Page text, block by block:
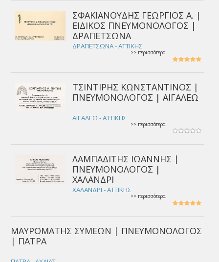
ΣΦΑΚΙΑΝΟΥΔΗΣ ΓΕΩΡΓΙΟΣ Α. |
ΕΙΔΙΚΟΣ ΠΝΕΥΜΟΝΟΛΟΓΟΣ |
ΔΡΑΠΕΤΣΩΝΑ
ΔΡΑΠΕΤΣΩΝΑ - ΑΤΤΙΚΗΣ
>> περισσότερα
ΤΣΙΝΤΙΡΗΣ ΚΩΝΣΤΑΝΤΙΝΟΣ |
ΠΝΕΥΜΟΝΟΛΟΓΟΣ | ΑΙΓΑΛΕΩ
ΑΙΓΑΛΕΩ - ΑΤΤΙΚΗΣ
>> περισσότερα
ΛΑΜΠΑΔΙΤΗΣ ΙΩΑΝΝΗΣ |
ΠΝΕΥΜΟΝΟΛΟΓΟΣ |
ΧΑΛΑΝΔΡΙ
ΧΑΛΑΝΔΡΙ - ΑΤΤΙΚΗΣ
>> περισσότερα
ΜΑΥΡΟΜΑΤΗΣ ΣΥΜΕΩΝ | ΠΝΕΥΜΟΝΟΛΟΓΟΣ
| ΠΑΤΡΑ